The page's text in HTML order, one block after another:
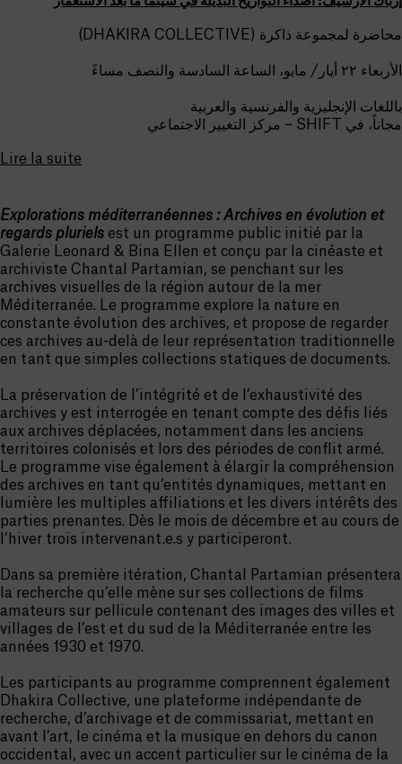
محاضرة لمجموعة ذاكرة (DHAKIRA COLLECTIVE)
الأربعاء ٢٢ أيار/ مايو، الساعة السادسة والنصف مساءً
باللغات الإنجليزية والفرنسية والعربية
مجاناً، في SHIFT – مركز التغيير الاجتماعي
Lire la suite
Explorations méditerranéennes : Archives en évolution et
regards pluriels est un programme public initié par la
Galerie Leonard & Bina Ellen et conçu par la cinéaste et
archiviste Chantal Partamian, se penchant sur les
archives visuelles de la région autour de la mer
Méditerranée. Le programme explore la nature en
constante évolution des archives, et propose de regarder
ces archives au-delà de leur représentation traditionnelle
en tant que simples collections statiques de documents.
La préservation de l’intégrité et de l’exhaustivité des
archives y est interrogée en tenant compte des défis liés
aux archives déplacées, notamment dans les anciens
territoires colonisés et lors des périodes de conflit armé.
Le programme vise également à élargir la compréhension
des archives en tant qu’entités dynamiques, mettant en
lumière les multiples affiliations et les divers intérêts des
parties prenantes. Dès le mois de décembre et au cours de
l’hiver trois intervenant.e.s y participeront.
Dans sa première itération, Chantal Partamian présentera
la recherche qu’elle mène sur ses collections de films
amateurs sur pellicule contenant des images des villes et
villages de l’est et du sud de la Méditerranée entre les
années 1930 et 1970.
Les participants au programme comprennent également
Dhakira Collective, une plateforme indépendante de
recherche, d’archivage et de commissariat, mettant en
avant l’art, le cinéma et la musique en dehors du canon
occidental, avec un accent particulier sur le cinéma de la